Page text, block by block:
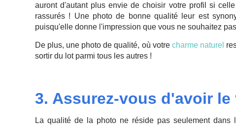
auront d'autant plus envie de choisir votre profil si
rassurés ! Une photo de bonne qualité leur est
puisqu'elle donne l'impression que vous ne souhaitez
De plus, une photo de qualité, où votre charme naturel
sortir du lot parmi tous les autres !
3. Assurez-vous d'avoir
La qualité de la photo ne réside pas seulement